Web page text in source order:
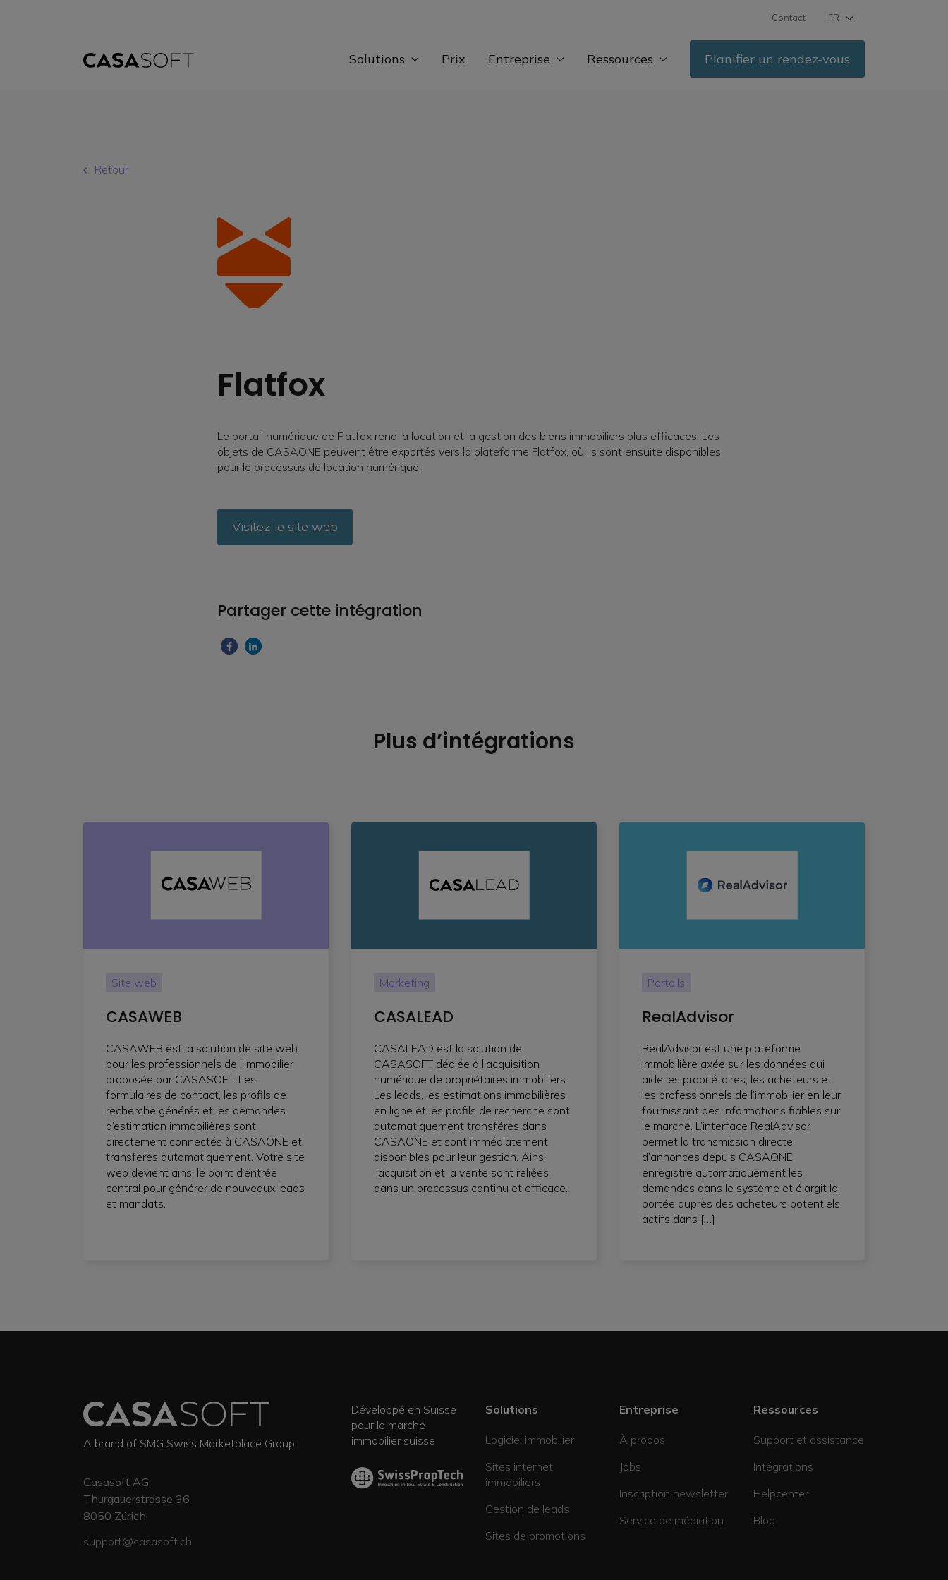
Contact FR
Solutions Prix Entreprise Ressources Planifier un rendez-vous
Retour
Flatfox
Le portail numérique de Flatfox rend la location et la gestion des biens immobiliers plus efficaces. Les
objets de CASAONE peuvent être exportés vers la plateforme Flatfox, où ils sont ensuite disponibles
pour le processus de location numérique.
Visitez le site web
Partager cette intégration
Plus d’intégrations
Site web
CASAWEB
CASAWEB est la solution de site web
pour les professionnels de l’immobilier
proposée par CASASOFT. Les
formulaires de contact, les profils de
recherche générés et les demandes
d’estimation immobilières sont
directement connectés à CASAONE et
transférés automatiquement. Votre site
web devient ainsi le point d’entrée
central pour générer de nouveaux leads
et mandats.
Marketing
CASALEAD
CASALEAD est la solution de
CASASOFT dédiée à l’acquisition
numérique de propriétaires immobiliers.
Les leads, les estimations immobilières
en ligne et les profils de recherche sont
automatiquement transférés dans
CASAONE et sont immédiatement
disponibles pour leur gestion. Ainsi,
l’acquisition et la vente sont reliées
dans un processus continu et efficace.
Portails
RealAdvisor
RealAdvisor est une plateforme
immobilière axée sur les données qui
aide les propriétaires, les acheteurs et
les professionnels de l’immobilier en leur
fournissant des informations fiables sur
le marché. L’interface RealAdvisor
permet la transmission directe
d’annonces depuis CASAONE,
enregistre automatiquement les
demandes dans le système et élargit la
portée auprès des acheteurs potentiels
actifs dans […]
A brand of SMG Swiss Marketplace Group
Casasoft AG
Thurgauerstrasse 36
8050 Zürich
support@casasoft.ch
Développé en Suisse
pour le marché
immobilier suisse
Solutions
Logiciel immobilier
Sites internet
immobiliers
Gestion de leads
Sites de promotions
Entreprise
À propos
Jobs
Inscription newsletter
Service de médiation
Ressources
Support et assistance
Intégrations
Helpcenter
Blog